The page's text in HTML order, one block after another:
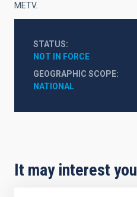
METV.
STATUS
NOT IN FORCE
GEOGRAPHIC SCOPE
NATIONAL
It may interest you